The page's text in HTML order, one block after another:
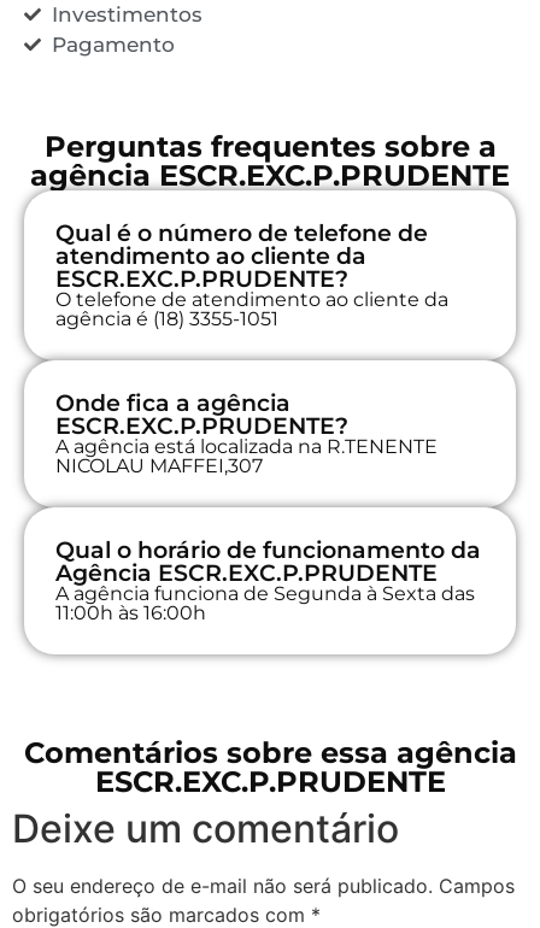
Investimentos
Pagamento
Perguntas frequentes sobre a
agência ESCR.EXC.P.PRUDENTE
Qual é o número de telefone de
atendimento ao cliente da
ESCR.EXC.P.PRUDENTE?
O telefone de atendimento ao cliente da
agência é (18) 3355-1051
Onde fica a agência
ESCR.EXC.P.PRUDENTE?
A agência está localizada na R.TENENTE
NICOLAU MAFFEI,307
Qual o horário de funcionamento da
Agência ESCR.EXC.P.PRUDENTE
A agência funciona de Segunda à Sexta das
11:00h às 16:00h
Comentários sobre essa agência
ESCR.EXC.P.PRUDENTE
Deixe um comentário
O seu endereço de e-mail não será publicado. Campos
obrigatórios são marcados com *